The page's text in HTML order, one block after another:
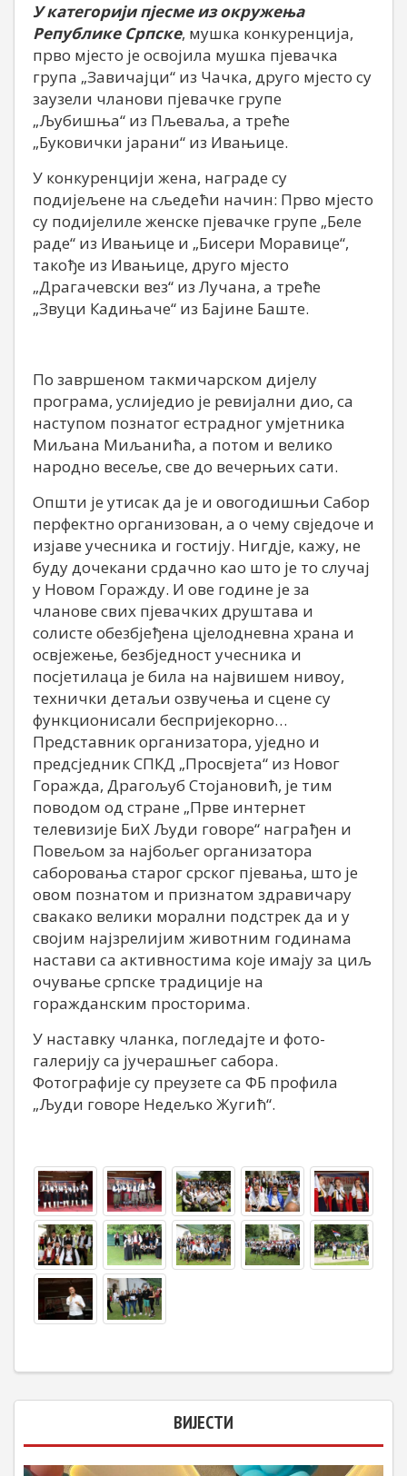
У категорији пјесме из окружења
Републике Српске, мушка конкуренција,
прво мјесто је освојила мушка пјевачка
група „Завичајци“ из Чачка, друго мјесто су
заузели чланови пјевачке групе
„Љубишња“ из Пљеваља, а треће
„Буковички јарани“ из Ивањице.
У конкуренцији жена, награде су
подијељене на сљедећи начин: Прво мјесто
су подијелиле женске пјевачке групе „Беле
раде“ из Ивањице и „Бисери Моравице“,
такође из Ивањице, друго мјесто
„Драгачевски вез“ из Лучана, а треће
„Звуци Кадињаче“ из Бајине Баште.
По завршеном такмичарском дијелу
програма, услиједио је ревијални дио, са
наступом познатог естрадног умјетника
Миљана Миљанића, а потом и велико
народно весеље, све до вечерњих сати.
Општи је утисак да је и овогодишњи Сабор
перфектно организован, а о чему свједоче и
изјаве учесника и гостију. Нигдје, кажу, не
буду дочекани срдачно као што је то случај
у Новом Горажду. И ове године је за
чланове свих пјевачких друштава и
солисте обезбјеђена цјелодневна храна и
освјежење, безбједност учесника и
посјетилаца је била на највишем нивоу,
технички детаљи озвучења и сцене су
функционисали беспријекорно…
Представник организатора, уједно и
предсједник СПКД „Просвјета“ из Новог
Горажда, Драгољуб Стојановић, је тим
поводом од стране „Прве интернет
телевизије БиХ Људи говоре“ награђен и
Повељом за најбољег организатора
саборовања старог срског пјевања, што је
овом познатом и признатом здравичару
свакако велики морални подстрек да и у
својим најзрелијим животним годинама
настави са активностима које имају за циљ
очување српске традиције на
горажданским просторима.
У наставку чланка, погледајте и фото-
галерију са јучерашњег сабора.
Фотографије су преузете са ФБ профила
„Људи говоре Недељко Жугић“.
ВИЈЕСТИ